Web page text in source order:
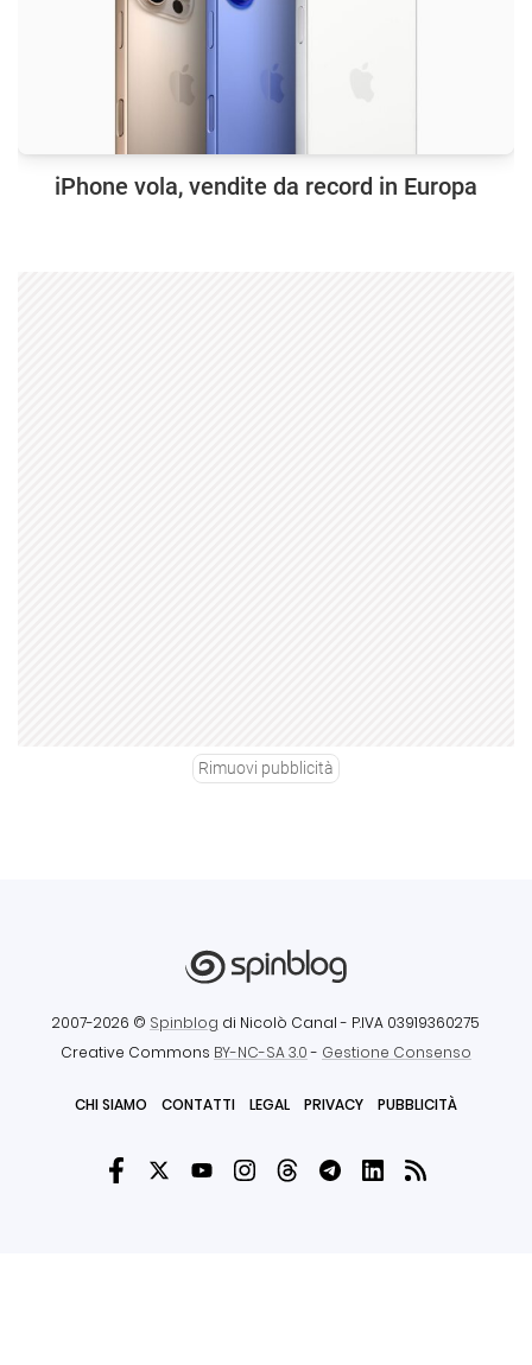
iPhone vola, vendite da record in Europa
Rimuovi pubblicità
2007-2026 © Spinblog di Nicolò Canal - P.IVA 03919360275
Creative Commons BY-NC-SA 3.0- Gestione Consenso
CHI SIAMO CONTATTI LEGAL PRIVACY PUBBLICITÀ